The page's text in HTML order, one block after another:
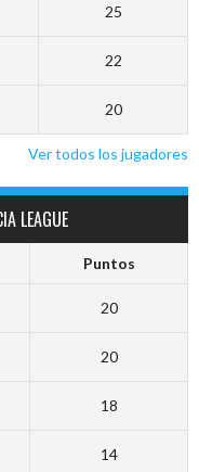
25
22
20
Ver todos los jugadores
LEAGUE
Puntos
20
20
18
14